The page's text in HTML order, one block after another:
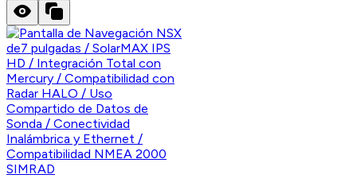
SIMRAD